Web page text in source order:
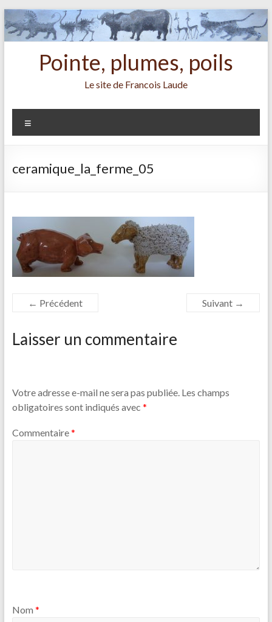
Aller
au
contenu
Pointe, plumes, poils
Le site de Francois Laude
ceramique_la_ferme_05
← Précédent Suivant →
Laisser un commentaire
Votre adresse e-mail ne sera pas publiée. Les champs
obligatoires sont indiqués avec *
Commentaire*
Nom *